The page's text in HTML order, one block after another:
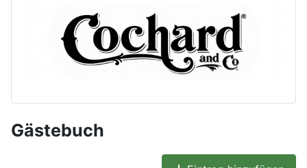
Gästebuch